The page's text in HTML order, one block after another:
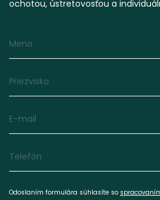
ochotou, ústretovosťou a
Meno
Priezvisko
E-mail
Telefón
Odoslaním formulára súhlasíte so